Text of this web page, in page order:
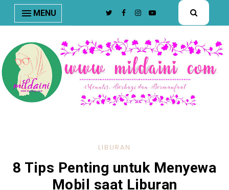
nav#menunav { border-bottom: 1px solid #e8e8e8; }
MENU
LIBURAN
8 Tips Penting untuk Menyewa
Mobil saat Liburan